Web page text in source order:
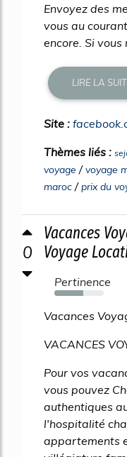
Envoyez des
vous au
encore. Si vous
LIRE LA
Site :
Thèmes liés :
voyage /voyage
maroc /prix du
0
Vacances
Voyage
Pertinence
59%
Vacances
VACANCES
Pour vos
vous pouvez
authentiques
l'hospitalité
appartements